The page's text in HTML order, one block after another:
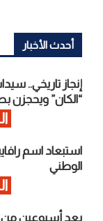
أحدث الأخبار
إنجاز تاريخي..
“الكان” ويحجزن
استبعاد اسم
الوطني
بعد أسبوعين من